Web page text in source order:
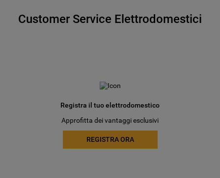
Customer Service Elettrodomestici
Registra il tuo elettrodomestico
Approfitta dei vantaggi esclusivi
REGISTRA ORA